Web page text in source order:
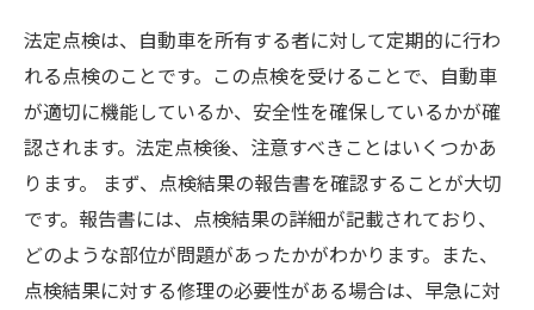
法定点検は、自動車を所有する者に対して定期的に行わ
れる点検のことです。この点検を受けることで、自動車
が適切に機能しているか、安全性を確保しているかが確
認されます。法定点検後、注意すべきことはいくつかあ
ります。 まず、点検結果の報告書を確認することが大切
です。報告書には、点検結果の詳細が記載されており、
どのような部位が問題があったかがわかります。また、
点検結果に対する修理の必要性がある場合は、早急に対